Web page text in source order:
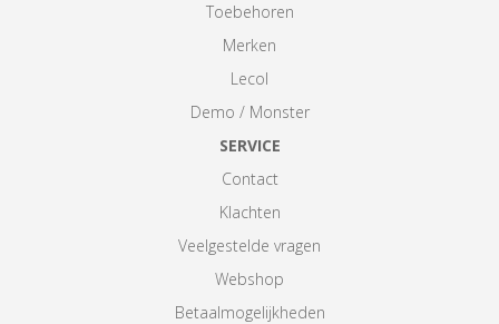
Toebehoren
Merken
Lecol
Demo / Monster
SERVICE
Contact
Klachten
Veelgestelde vragen
Webshop
Betaalmogelijkheden